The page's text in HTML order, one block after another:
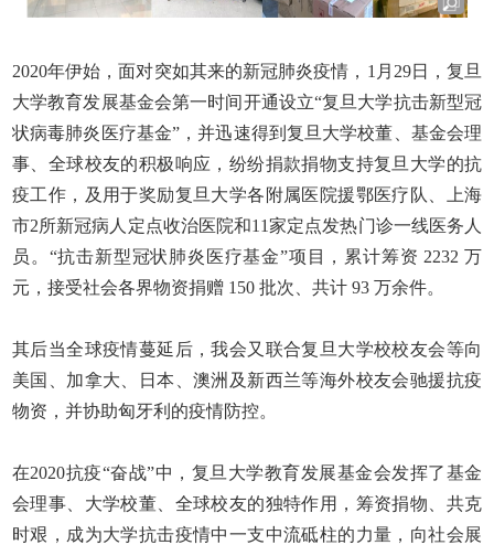
2020年伊始，面对突如其来的新冠肺炎疫情， 1 月 29日，复旦
大学教育发展基金会第一时间开通设立“复旦大学抗击新型冠
状病毒肺炎医疗基金”，并迅速得到复旦大学校董、基金会理
事、全球校友的积极响应，纷纷捐款捐物支持复旦大学的抗
疫工作，及用于奖励复旦大学各附属医院援鄂医疗队、上海
市2所新冠病人定点收治医院和11家定点发热门诊一线医务人
员。“抗击新型冠状肺炎医疗基金”项目，累计筹资 2232万
元，接受社会各界物资捐赠 150 批次、共计 93 万余件。
其后当全球疫情蔓延后，我会又联合复旦大学校校友会等向
美国、加拿大、日本、澳洲及新西兰等海外校友会驰援抗疫
物资，并协助匈牙利的疫情防控。
在2020抗疫“奋战”中，复旦大学教育发展基金会发挥了基金
会理事、大学校董、全球校友的独特作用，筹资捐物、共克
时艰，成为大学抗击疫情中一支中流砥柱的力量，向社会展